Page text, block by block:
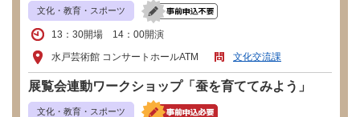
文化・教育・スポーツ
13：30開場 14：00開演
水戸芸術館 コンサートホールATM
文化交流課
展覧会連動ワークショップ「蚕を育ててみよう」
文化・教育・スポーツ